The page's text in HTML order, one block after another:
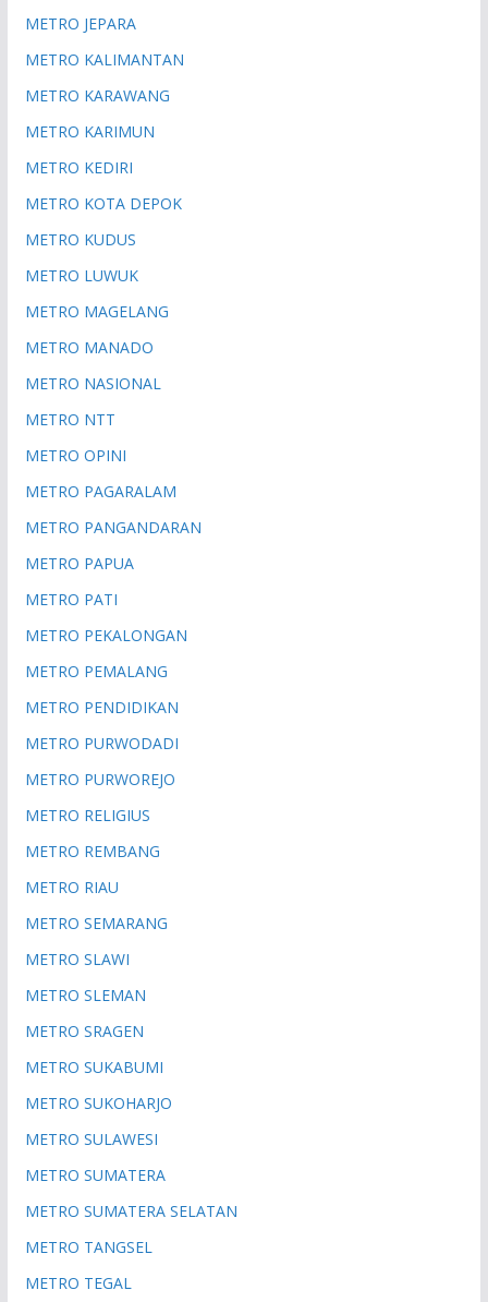
METRO JEPARA
METRO KALIMANTAN
METRO KARAWANG
METRO KARIMUN
METRO KEDIRI
METRO KOTA DEPOK
METRO KUDUS
METRO LUWUK
METRO MAGELANG
METRO MANADO
METRO NASIONAL
METRO NTT
METRO OPINI
METRO PAGARALAM
METRO PANGANDARAN
METRO PAPUA
METRO PATI
METRO PEKALONGAN
METRO PEMALANG
METRO PENDIDIKAN
METRO PURWODADI
METRO PURWOREJO
METRO RELIGIUS
METRO REMBANG
METRO RIAU
METRO SEMARANG
METRO SLAWI
METRO SLEMAN
METRO SRAGEN
METRO SUKABUMI
METRO SUKOHARJO
METRO SULAWESI
METRO SUMATERA
METRO SUMATERA SELATAN
METRO TANGSEL
METRO TEGAL